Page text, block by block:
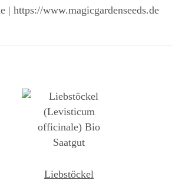
| https://www.magicgardenseeds.de
Liebstöckel